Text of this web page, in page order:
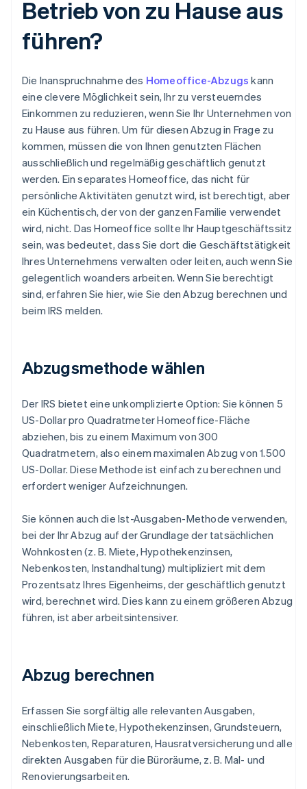
Betrieb von zu Hause aus
führen?
Die Inanspruchnahme des Homeoffice-Abzugs kann
eine clevere Möglichkeit sein, Ihr zu versteuerndes
Einkommen zu reduzieren, wenn Sie Ihr Unternehmen von
zu Hause aus führen. Um für diesen Abzug in Frage zu
kommen, müssen die von Ihnen genutzten Flächen
ausschließlich und regelmäßig geschäftlich genutzt
werden. Ein separates Homeoffice, das nicht für
persönliche Aktivitäten genutzt wird, ist berechtigt, aber
ein Küchentisch, der von der ganzen Familie verwendet
wird, nicht. Das Homeoffice sollte Ihr Hauptgeschäftssitz
sein, was bedeutet, dass Sie dort die Geschäftstätigkeit
Ihres Unternehmens verwalten oder leiten, auch wenn Sie
gelegentlich woanders arbeiten. Wenn Sie berechtigt
sind, erfahren Sie hier, wie Sie den Abzug berechnen und
beim IRS melden.
Abzugsmethode wählen
Der IRS bietet eine unkomplizierte Option: Sie können 5
US-Dollar pro Quadratmeter Homeoffice-Fläche
abziehen, bis zu einem Maximum von 300
Quadratmetern, also einem maximalen Abzug von 1.500
US-Dollar. Diese Methode ist einfach zu berechnen und
erfordert weniger Aufzeichnungen.
Sie können auch die Ist-Ausgaben-Methode verwenden,
bei der Ihr Abzug auf der Grundlage der tatsächlichen
Wohnkosten (z. B. Miete, Hypothekenzinsen,
Nebenkosten, Instandhaltung) multipliziert mit dem
Prozentsatz Ihres Eigenheims, der geschäftlich genutzt
wird, berechnet wird. Dies kann zu einem größeren Abzug
führen, ist aber arbeitsintensiver.
Abzug berechnen
Erfassen Sie sorgfältig alle relevanten Ausgaben,
einschließlich Miete, Hypothekenzinsen, Grundsteuern,
Nebenkosten, Reparaturen, Hausratversicherung und alle
direkten Ausgaben für die Büroräume, z. B. Mal- und
Renovierungsarbeiten.